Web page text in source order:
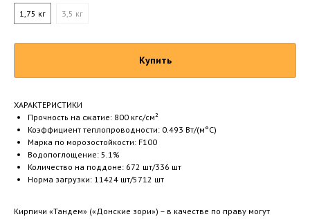
1,75 кг
3,5 кг
Купить
ХАРАКТЕРИСТИКИ
Прочность на сжатие: 800 кгс/см²
Коэффициент теплопроводности: 0.493 Вт/(м°C)
Марка по морозостойкости: F100
Водопоглощение: 5.1%
Количество на поддоне: 672 шт/336 шт
Норма загрузки: 11424 шт/5712 шт
Кирпичи «Тандем» («Донские зори») – в качестве по праву могут